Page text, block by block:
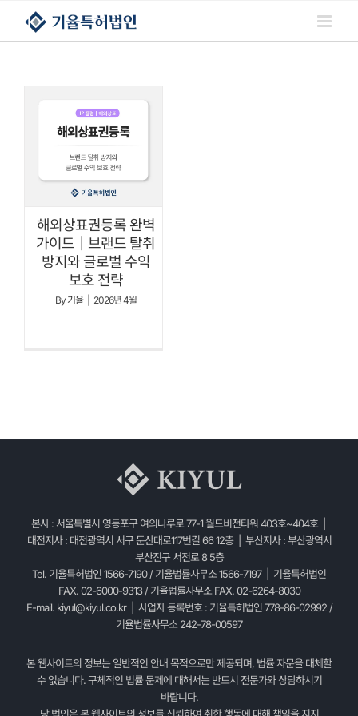
콘텐츠로
건너뛰기
해외상표권등록 완벽
가이드｜브랜드 탈취
방지와 글로벌 수익
보호 전략
By기율 2026년 4월
본사 : 서울특별시 영등포구 여의나루로 77-1 월드비전타워 403호~404호 |
대전지사 : 대전광역시 서구 둔산대로117번길 66 12층 | 부산지사 : 부산광역시
부산진구 서전로 8 5층
Tel. 기율특허법인 1566-7190 / 기율법률사무소 1566-7197 | 기율특허법인
FAX. 02-6000-9313 / 기율법률사무소 FAX. 02-6264-8030
E-mail. kiyul@kiyul.co.kr| 사업자 등록번호 : 기율특허법인 778-86-02992 /
기율법률사무소 242-78-00597
본 웹사이트의 정보는 일반적인 안내 목적으로만 제공되며, 법률 자문을 대체할
수 없습니다. 구체적인 법률 문제에 대해서는 반드시 전문가와 상담하시기
바랍니다.
당 법인은 본 웹사이트의 정보를 신뢰하여 취한 행동에 대해 책임을 지지